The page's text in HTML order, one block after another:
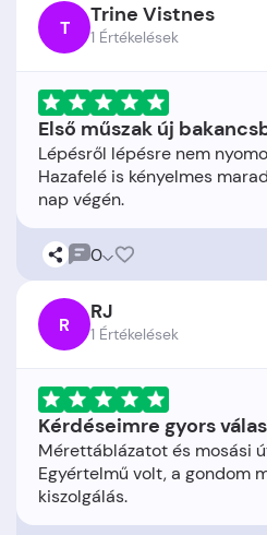
T Trine Vistnes
1 Értékelések
Első műszak új
Lépésről lépésre nem
Hazafelé is kényelmes
0
R RJ
1 Értékelések
Kérdéseimre gyors
Mérettáblázatot és mosási
Egyértelmű volt, a gondom